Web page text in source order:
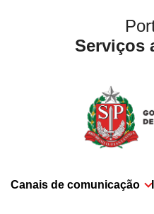
Serviços
Canais de comunicação